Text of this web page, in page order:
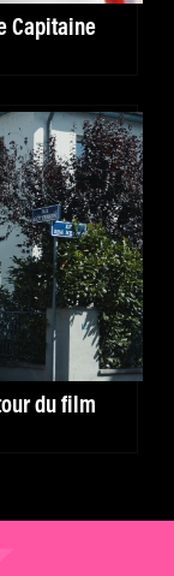
Capitaine
du film